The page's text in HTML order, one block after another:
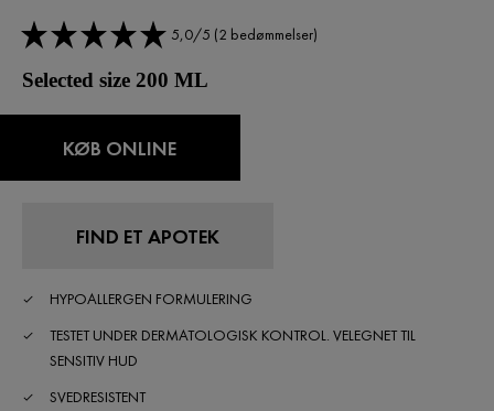
5,0/5 (2 bedømmelser)
Selected size 200 ML
KØB ONLINE
FIND ET APOTEK
HYPOALLERGEN FORMULERING
TESTET UNDER DERMATOLOGISK KONTROL. VELEGNET TIL
SENSITIV HUD
SVEDRESISTENT